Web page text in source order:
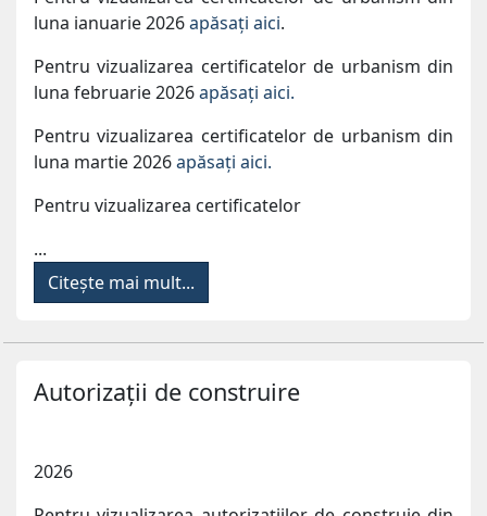
luna ianuarie 2026apăsați aici.
Pentru vizualizarea certificatelor de urbanism din
luna februarie 2026apăsați aici.
Pentru vizualizarea certificatelor de urbanism din
luna martie 2026apăsați aici.
Pentru vizualizarea certificatelor
...
Citește mai mult...
Autorizații de construire
2026